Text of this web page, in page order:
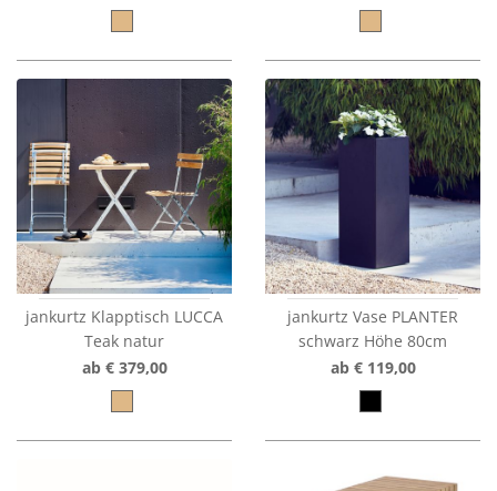
jankurtz Klapptisch LUCCA
Teak natur
ab € 379,00
jankurtz Vase PLANTER
schwarz Höhe 80cm
ab € 119,00